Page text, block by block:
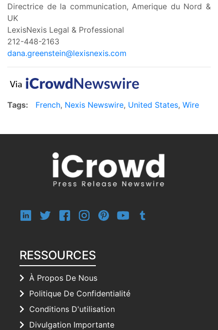
Directrice de la communication, Amerique du Nord &
UK
LexisNexis Legal & Professional
212-448-2163
dana.greenstein@lexisnexis.com
Tags: French, Nexis Newswire, United States, Wire
RESSOURCES
À Propos De Nous
Politique De Confidentialité
Conditions D'utilisation
Divulgation Importante